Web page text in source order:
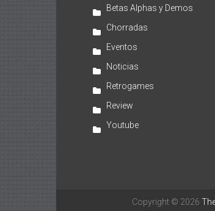
Betas Alphas y Demos
Chorradas
Eventos
Noticias
Retrogames
Review
Youtube
Copyright © 2026